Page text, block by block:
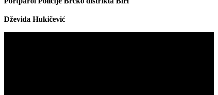
Dževida Hukičević